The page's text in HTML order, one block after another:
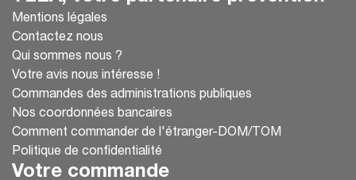
Mentions légales
Contactez nous
Qui sommes nous ?
Votre avis nous intéresse !
Commandes des administrations publiques
Nos coordonnées bancaires
Comment commander de l'étranger-DOM/TOM
Politique de confidentialité
Votre commande